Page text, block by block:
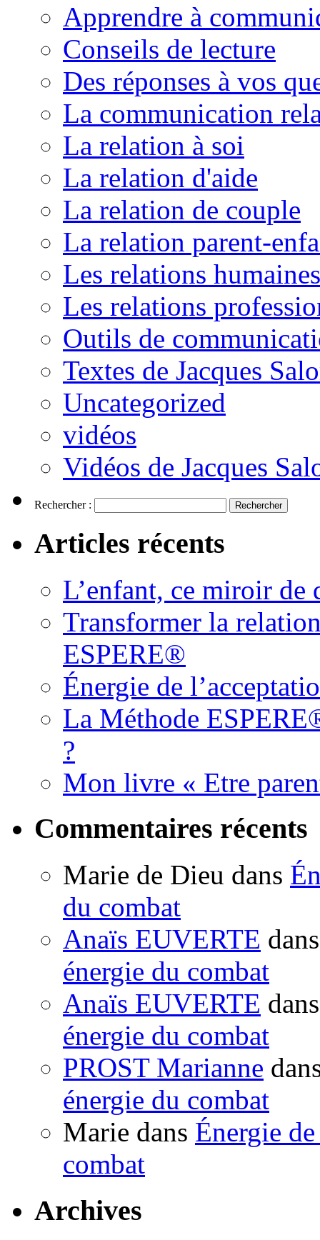
Apprendre à
Conseils de lecture
Des réponses à vos
La communication
La relation à soi
La relation d'aide
La relation de couple
La relation parent-
Les relations humaines
Les relations
Outils de
Textes de Jacques
Uncategorized
vidéos
Vidéos de Jacques
Rechercher :
Articles récents
L’enfant, ce miroir de
Transformer la
ESPERE®
Énergie de
La Méthode
?
Mon livre « Etre
Commentaires récents
Marie de Dieu dans
du combat
Anaïs EUVERTE
énergie du combat
Anaïs EUVERTE
énergie du combat
PROST Marianne
énergie du combat
Marie dans Énergie
combat
Archives